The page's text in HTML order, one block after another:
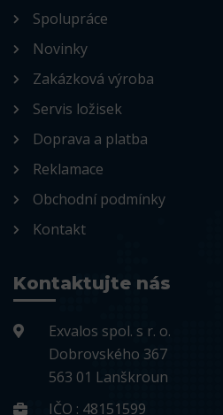
Spolupráce
Novinky
Zakázková výroba
Servis ložisek
Doprava a platba
Reklamace
Obchodní podmínky
Kontakt
Kontaktujte nás
Exvalos spol. s r. o.
Dobrovského 367
563 01 Lanškroun
IČO : 48151599